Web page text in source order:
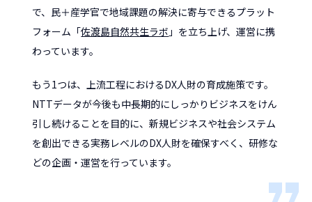
で、民＋産学官で地域課題の解決に寄与できるプラット
フォーム「佐渡島自然共生ラボ 」を立ち上げ、運営に携
わっています。
もう1つは、上流工程におけるDX人財の育成施策です。
NTTデータが今後も中長期的にしっかりビジネスをけん
引し続けることを目的に、新規ビジネスや社会システム
を創出できる実務レベルのDX人財を確保すべく、研修な
どの企画・運営を行っています。